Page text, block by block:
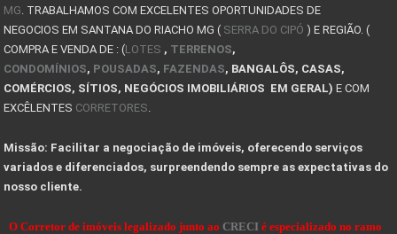
COMO COMPRAR UM IMÓVEL DE LEILÃO NA SERRA DO CIPÓ
CASAS PARA ALUGAR SERRA DO CIPÓ E LAPINHA
PLANTAS DE KITNET
10 Dicas de como projetar e construir sua casa de
VALE A PENA INVESTIR EM UM LOTE OU TERRENO?
Dicas de Como Fazer o Circuito Cicloturista da Se
MG . TRABALHAMOS COM EXCELENTES OPORTUNIDADES DE
NEGOCIOS EM SANTANA DO RIACHO MG ( SERRA DO CIPÓ ) E REGIÃO. (
COMPRA E VENDA DE : (LOTES , TERRENOS,
CONDOMÍNIOS, POUSADAS, FAZENDAS, BANGALÔS, CASAS,
COMÉRCIOS, SÍTIOS, NEGÓCIOS IMOBILIÁRIOS EM GERAL) E COM
EXCÊLENTES CORRETORES
Missão: Facilitar a negociação de imóveis, oferecendo serviços
variados e diferenciados, surpreendendo sempre as expectativas do
nosso cliente.
O Corretor de imóveis legalizado junto ao CRECI é especializado no ramo